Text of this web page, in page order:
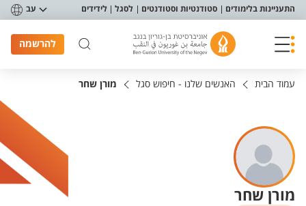
תפריט נגישות
התעניינות בלימודים סטודנטיות וסטודנטים לסגל לידידים עב
להרשמה
עמוד הבית האנשים שלנו - חיפוש סגל מורן שחר
מורן שחר